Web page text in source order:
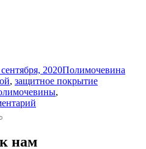
2020Полимочевина
, защитное покрытие
,
покрытие
нам